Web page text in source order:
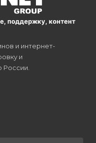
поддержку, контент
и интернет-
и
России.